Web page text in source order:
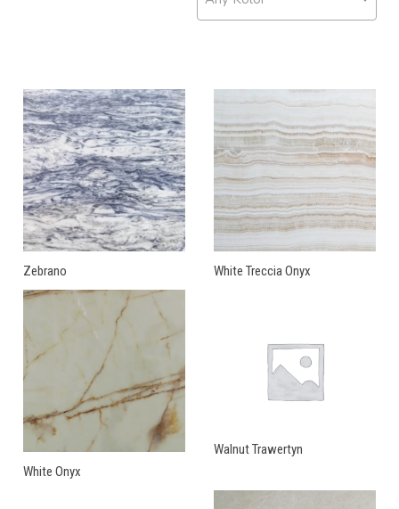
Zebrano White Treccia Onyx
White Onyx
Walnut Trawertyn